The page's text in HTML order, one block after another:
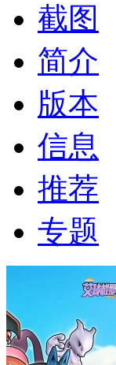
截图
简介
版本
信息
推荐
专题